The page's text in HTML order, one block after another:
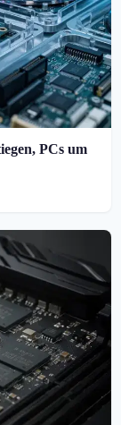
PCs um